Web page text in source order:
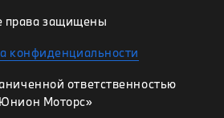
права защищены
конфиденциальности
ответственностью
Моторс»